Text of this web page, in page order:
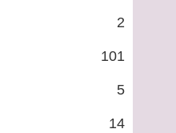
2
101
5
14